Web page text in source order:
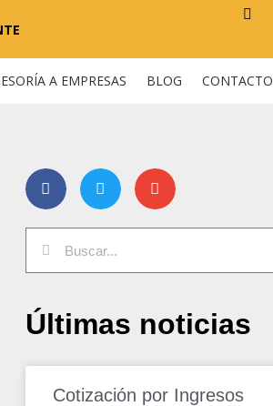
A EMPRESAS BLOG CONTACTO
Últimas noticias
Cotización por Ingresos